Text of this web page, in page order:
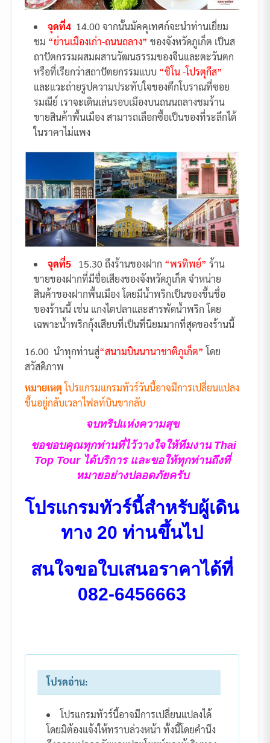
จุดที่4 14.00 จากนั้นมัคคุเทศก์จะนำท่านเยี่ยม
ชม “ย่านเมืองเก่า-ถนนถลาง” ของจังหวัดภูเก็ต เป็นส
ถาปัตกรรมผสมผสานวัฒนธรรมของจีนและตะวันตก
หรือที่เรียกว่าสถาปัตยกรรมแบบ “ชิโน -โปรตุกีส”
และแวะถ่ายรูปความประทับใจของตึกโบราณที่ซอย
รมณีย์ เราจะเดินเล่นรอบเมืองบนถนนถลางชมร้าน
ขายสินค้าพื้นเมือง สามารถเลือกซื้อเป็นของที่ระลึกได้
ในราคาไม่แพง
จุดที่5 15.30 ถึงร้านของฝาก “พรทิพย์” ร้าน
ขายของฝากที่มีชื่อเสียงของจังหวัดภูเก็ต จำหน่าย
สินค้าของฝากพื้นเมือง โดยมีน้ำพริกเป็นของขึ้นชื่อ
ของร้านนี้ เช่น แกงไตปลาและสารพัดน้ำพริก โดย
เฉพาะน้ำพริกกุ้งเสียบที่เป็นที่นิยมมากที่สุดของร้านนี้
16.00 นำทุกท่านสู่“สนามบินนานาชาติภูเก็ต” โดย
สวัสดิภาพ
หมายเหตุ โปรแกรมแกรมทัวร์วันนี้อาจมีการเปลี่ยนแปลง
ขึ้นอยู่กลับเวลาไฟลท์บินขากลับ
จบทริปแห่งความสุข
ขอขอบคุณทุกท่านที่ไว้วางใจให้ทีมงาน Thai
Top Tour ได้บริการ และขอให้ทุกท่านถึงที่
หมายอย่างปลอดภัยครับ
โปรแกรมทัวร์นี้สำหรับผู้เดิน
ทาง 20 ท่านขึ้นไป
สนใจขอใบเสนอราคาได้ที่
082-6456663
โปรดอ่าน:
โปรแกรมทัวร์นี้อาจมีการเปลี่ยนแปลงได้
โดยมิต้องแจ้งให้ทราบล่วงหน้า ทั้งนี้โดยคำนึง